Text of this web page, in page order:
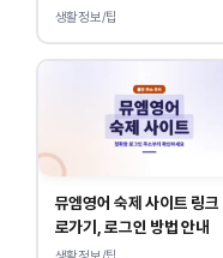
내
생활정보/팁
뮤엠영어 숙제 사이트 링크
로가기, 로그인 방법 안내